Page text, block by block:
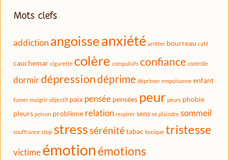
Mots clefs
addictionangoisseanxiété arrêter bourreau café
cauchemar cigarette colère compulsifs confiance contrôle
dormirdépressiondéprime déprimer empoisonne enfant
fumer maigrir objectif paix pensée pensées peur peurs phobie
pleurs poison problème relation respirer sens se plaindre sommeil
souffrance stop stresssérénitétabac toxique tristesse
victimeémotionémotions